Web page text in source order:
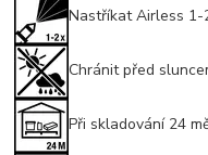
Nastříkat Airless 1-
Chránit před
Při skladování 24